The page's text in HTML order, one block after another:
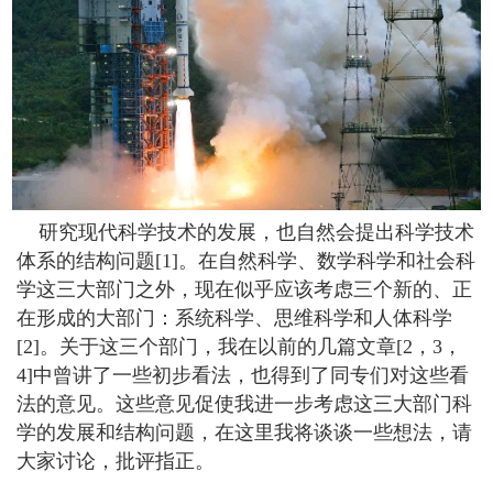
研究现代科学技术的发展，也自然会提出科学技术
体系的结构问题[1]。在自然科学、数学科学和社会科
学这三大部门之外，现在似乎应该考虑三个新的、正
在形成的大部门：系统科学、思维科学和人体科学
[2]。关于这三个部门，我在以前的几篇文章[2，3，
4]中曾讲了一些初步看法，也得到了同专们对这些看
法的意见。这些意见促使我进一步考虑这三大部门科
学的发展和结构问题，在这里我将谈谈一些想法，请
大家讨论，批评指正。